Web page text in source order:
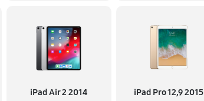
iPad Air 2 2014 iPad Pro 12,9 2015